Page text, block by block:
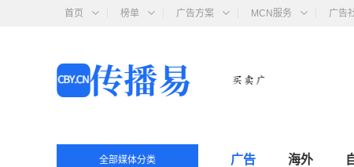
首页 榜单 广告方案 MCN服务 广告
全部媒体分类 广告 海外